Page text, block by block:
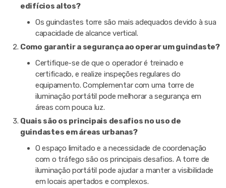
edifícios altos?
Os guindastes torre são mais adequados devido à sua
capacidade de alcance vertical.
Como garantir a segurança ao operar um guindaste?
Certifique-se de que o operador é treinado e
certificado, e realize inspeções regulares do
equipamento. Complementar com uma torre de
iluminação portátil pode melhorar a segurança em
áreas com pouca luz.
Quais são os principais desafios no uso de
guindastes em áreas urbanas?
O espaço limitado e a necessidade de coordenação
com o tráfego são os principais desafios. A torre de
iluminação portátil pode ajudar a manter a visibilidade
em locais apertados e complexos.